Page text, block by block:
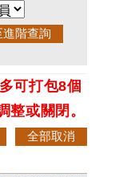
可打包8個
整或關閉。